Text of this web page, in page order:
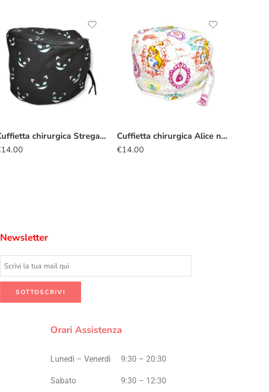
Cuffietta chirurgica Stregatto silhouette nero
14.00
Cuffietta chirurgica Alice nel Paese delle Meraviglie tè
€14.00
Newsletter
Orari Assistenza
Lunedì – Venerdì 9:30 – 20:30
Sabato 9:30 – 12:30